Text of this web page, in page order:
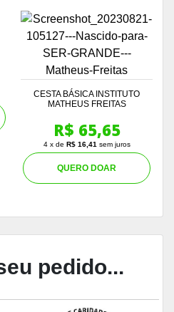
CESTA BÁSICA INSTITUTO
MATHEUS FREITAS
R$ 65,65
4 x de R$ 16,41sem juros
QUERO DOAR
pedido...